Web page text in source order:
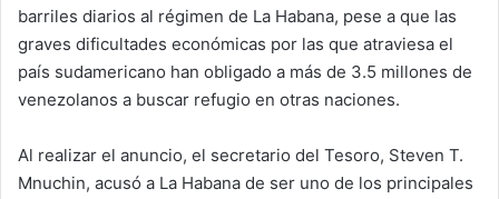
barriles diarios al régimen de La Habana, pese a que las
graves dificultades económicas por las que atraviesa el
país sudamericano han obligado a más de 3.5 millones de
venezolanos a buscar refugio en otras naciones.
Al realizar el anuncio, el secretario del Tesoro, Steven T.
Mnuchin, acusó a La Habana de ser uno de los principales